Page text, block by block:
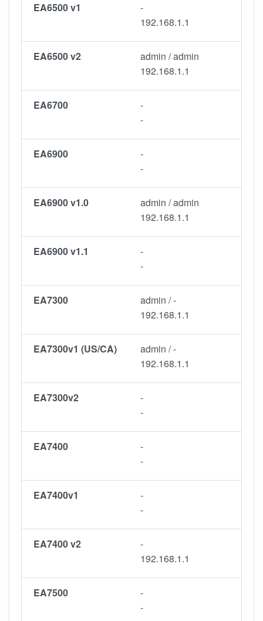
EA6500 v1
-
192.168.1.1
EA6500 v2
admin / admin
192.168.1.1
EA6700
-
-
EA6900
-
-
EA6900 v1.0
admin / admin
192.168.1.1
EA6900 v1.1
-
-
EA7300
admin / -
192.168.1.1
EA7300v1 (US/CA)
admin / -
192.168.1.1
EA7300v2
-
-
EA7400
-
-
EA7400v1
-
-
EA7400 v2
-
192.168.1.1
EA7500
-
-